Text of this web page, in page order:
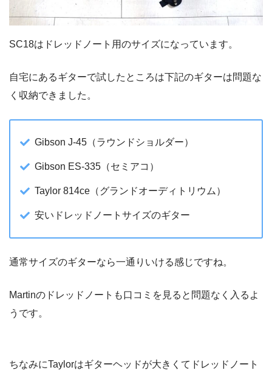
SC18はドレッドノート用のサイズになっています。
自宅にあるギターで試したところは下記のギターは問題な
く収納できました。
Gibson J-45（ラウンドショルダー）
Gibson ES-335（セミアコ）
Taylor 814ce（グランドオーディトリウム）
安いドレッドノートサイズのギター
通常サイズのギターなら一通りいける感じですね。
Martinのドレッドノートも口コミを見ると問題なく入るよ
うです。
ちなみにTaylorはギターヘッドが大きくてドレッドノート